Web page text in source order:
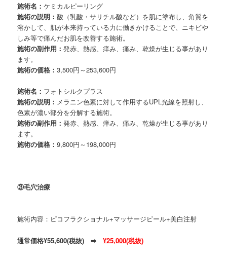
施術名：ケミカルピーリング
施術の説明：酸（乳酸・サリチル酸など）を肌に塗布し、角質を
溶かして、肌が本来持っている力に働きかけることで、ニキビや
しみ等で痛んだお肌を改善する施術。
施術の副作用：発赤、熱感、痒み、痛み、乾燥が生じる事があり
ます。
施術の価格：3,500円～253,600円
施術名： フォトシルクプラス
施術の説明： メラニン色素に対して作用するUPL光線を照射し、
色素が濃い部分を分解する施術。
施術の副作用：発赤、熱感、痒み、痛み、乾燥が生じる事があり
ます。
施術の価格：9,800円～198,000円
③毛穴治療
施術内容：ピコフラクショナル+マッサージピール+美白注射
通常価格¥55,600(税抜) ➡¥25,000(税抜)